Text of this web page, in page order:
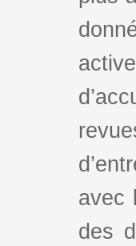
avec
des